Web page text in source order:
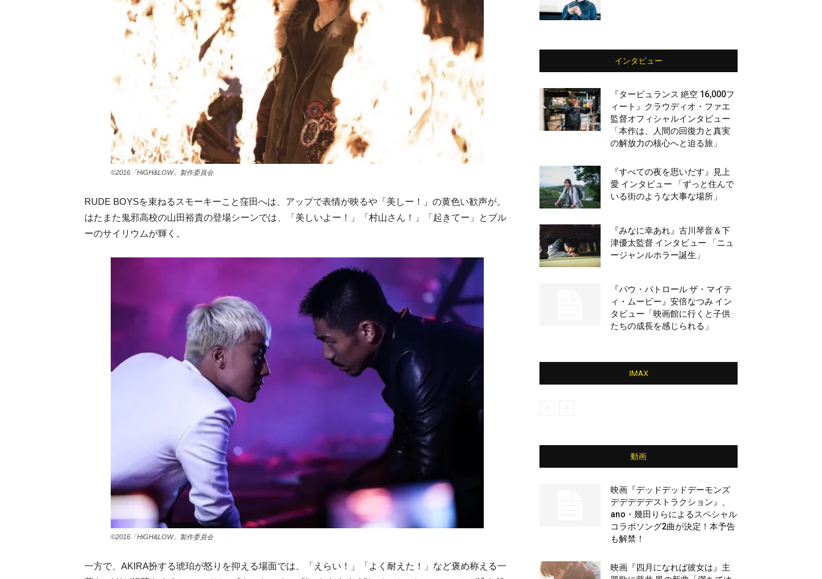
©2016「HiGH&LOW」製作委員会
RUDE BOYSを束ねるスモーキーこと窪田へは、アップで表情が映るや「美しー！」の黄色い歓声が。
はたまた鬼邪高校の山田裕貴の登場シーンでは、「美しいよー！」「村山さん！」「起きてー」とブル
ーのサイリウムが輝く。
©2016「HiGH&LOW」製作委員会
一方で、AKIRA扮する琥珀が怒りを抑える場面では、「えらい！」「よく耐えた！」など褒め称える一
インタビュー
『タービュランス 絶空 16,000フ
ィート』クラウディオ・ファエ
監督オフィシャルインタビュー
「本作は、人間の回復力と真実
の解放力の核心へと迫る旅」
『すべての夜を思いだす』見上
愛 インタビュー 「ずっと住んで
いる街のような大事な場所」
『みなに幸あれ』古川琴音＆下
津優太監督 インタビュー 「ニュ
ージャンルホラー誕生」
『パウ・パトロール ザ・マイテ
ィ・ムービー』安倍なつみ イン
タビュー「映画館に行くと子供
たちの成長を感じられる」
IMAX
動画
映画『デッドデッドデーモンズ
デデデデデストラクション』、
ano・幾田りらによるスペシャル
コラボソング2曲が決定！本予告
も解禁！
映画『四月になれば彼女は』主